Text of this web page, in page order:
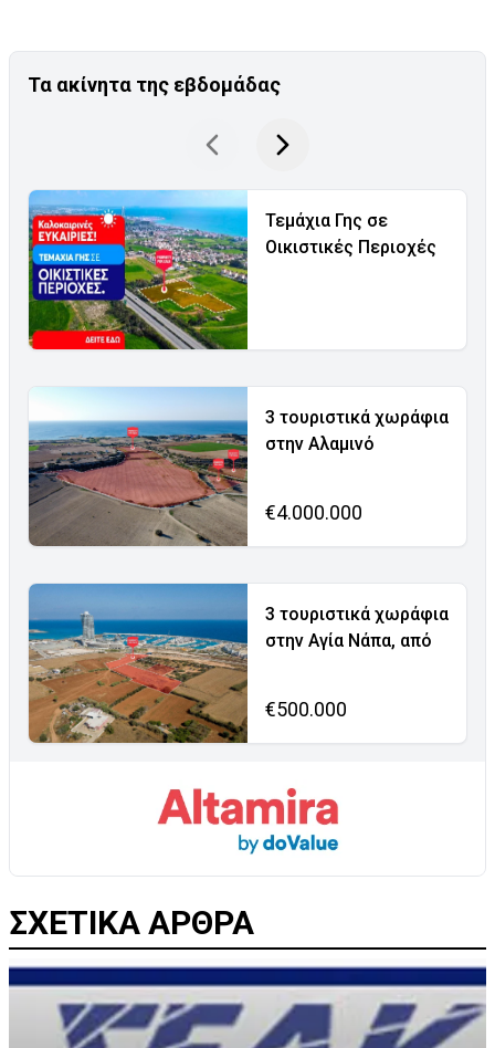
Τα ακίνητα της εβδομάδας
Τεμάχια Γης σε
Οικιστικές Περιοχές
3 τουριστικά χωράφια
στην Αλαμινό
€4.000.000
3 τουριστικά χωράφια
στην Αγία Νάπα, από
€500.000
ΣΧΕΤΙΚΑ ΑΡΘΡΑ